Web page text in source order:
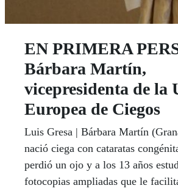
EN PRIMERA
Bárbara Martín,
vicepresidenta de la
Europea de Ciegos
Luis Gresa | Bárbara Martín
nació ciega con cataratas
perdió un ojo y a los 13 años
fotocopias ampliadas que le